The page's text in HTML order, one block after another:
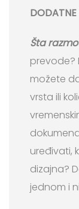
DODATNE
Šta
prevode?
možete
vrsta ili
uređivati,
dizajna?
jednom i